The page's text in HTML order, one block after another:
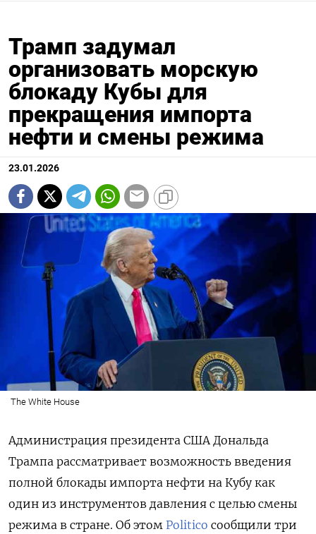
Трамп задумал
организовать морскую
блокаду Кубы для
прекращения импорта
нефти и смены режима
23.01.2026
The White House
Администрация президента США Дональда
Трампа рассматривает возможность введения
полной блокады импорта нефти на Кубу как
один из инструментов давления с целью смены
режима в стране. Об этом Politico сообщили три